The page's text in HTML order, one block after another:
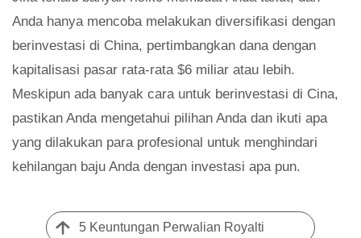
Anda hanya mencoba melakukan diversifikasi dengan
berinvestasi di China, pertimbangkan dana dengan
kapitalisasi pasar rata-rata $6 miliar atau lebih.
Meskipun ada banyak cara untuk berinvestasi di Cina,
pastikan Anda mengetahui pilihan Anda dan ikuti apa
yang dilakukan para profesional untuk menghindari
kehilangan baju Anda dengan investasi apa pun.
5 Keuntungan Perwalian Royalti